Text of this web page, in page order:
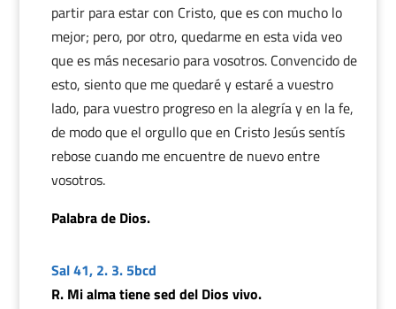
partir para estar con Cristo, que es con mucho lo
mejor; pero, por otro, quedarme en esta vida veo
que es más necesario para vosotros. Convencido de
esto, siento que me quedaré y estaré a vuestro
lado, para vuestro progreso en la alegría y en la fe,
de modo que el orgullo que en Cristo Jesús sentís
rebose cuando me encuentre de nuevo entre
vosotros.
Palabra de Dios.
Sal 41, 2. 3. 5bcd
R. Mi alma tiene sed del Dios vivo.